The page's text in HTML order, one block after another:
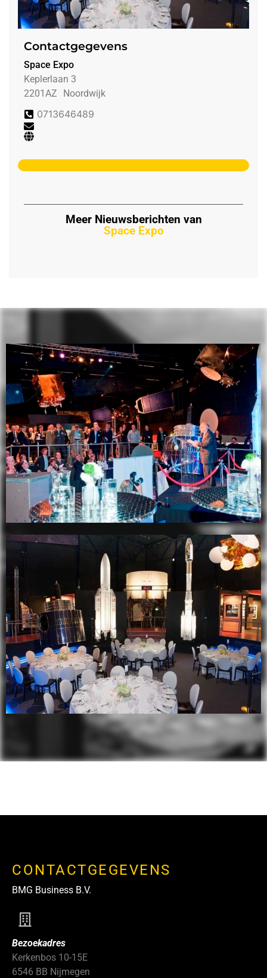
Contactgegevens
Space Expo
Keplerlaan 3
2201AZ
Noordwijk
0713646489
Meer Nieuwsberichten van
Space Expo
CONTACTGEGEVENS
BMG Business B.V.
Bezoekadres
Kerkenbos 10-15E
6546 BB Nijmegen